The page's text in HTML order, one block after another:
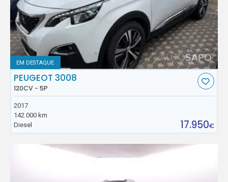
EM DESTAQUE
PEUGEOT 3008
120CV - 5P
2017
142.000 km
Diesel
17.950€